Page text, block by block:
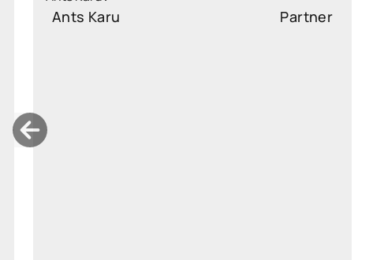
Diana Minumets Partner